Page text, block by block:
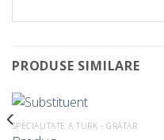
PRODUSE SIMILARE
SPECIALITATE A TURK - GRĂTAR